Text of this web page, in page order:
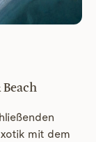
mit dem